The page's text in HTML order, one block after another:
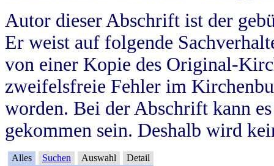
Autor dieser Abschrift ist der
Er weist auf folgende
von einer Kopie des Original-
zweifelsfreie Fehler im
worden. Bei der Abschrift kann
gekommen sein. Deshalb wird
Alles Suchen Auswahl Detail